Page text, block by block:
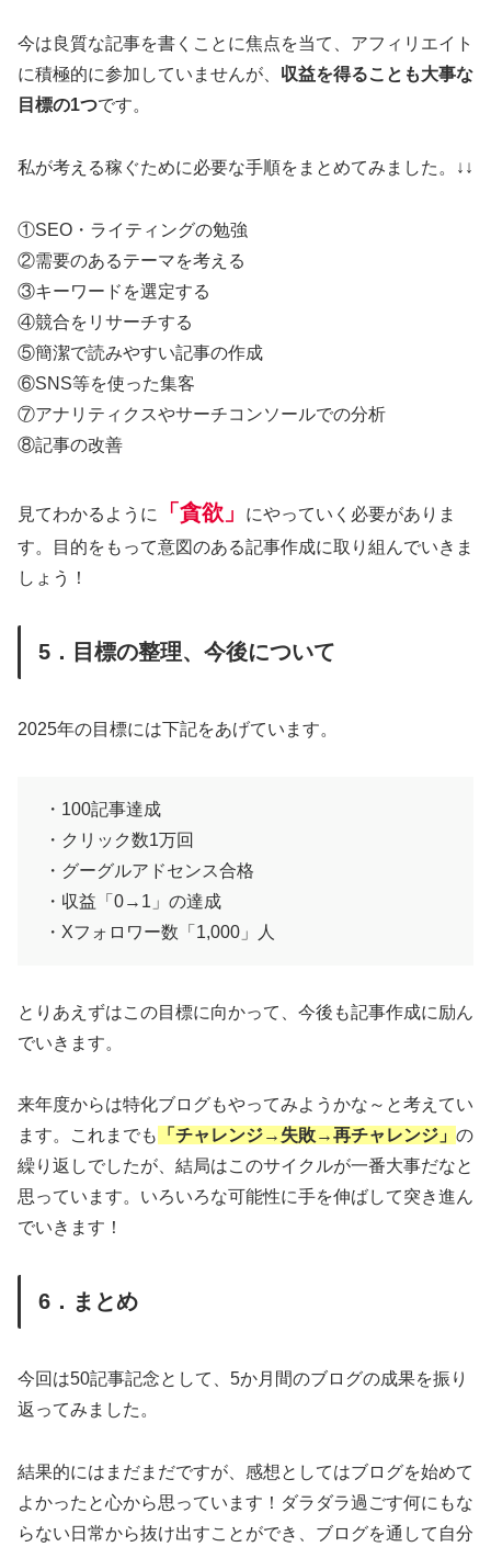
今は良質な記事を書くことに焦点を当て、アフィリエイト
に積極的に参加していませんが、 収益を得ることも大事な
目標の1つです。
私が考える稼ぐために必要な手順をまとめてみました。↓↓
①SEO・ライティングの勉強
②需要のあるテーマを考える
③キーワードを選定する
④競合をリサーチする
⑤簡潔で読みやすい記事の作成
⑥SNS等を使った集客
⑦アナリティクスやサーチコンソールでの分析
⑧記事の改善
見てわかるように 「貪欲」
にやっていく必要がありま
す。目的をもって意図のある記事作成に取り組んでいきま
しょう！
5．目標の整理、今後について
2025年の目標には下記をあげています。
・100記事達成
・クリック数1万回
・グーグルアドセンス合格
・収益「0→1」の達成
・Xフォロワー数「1,000」人
とりあえずはこの目標に向かって、今後も記事作成に励ん
でいきます。
来年度からは特化ブログもやってみようかな～と考えてい
ます。これまでも
「チャレンジ→失敗→再チャレンジ」 の
繰り返しでしたが、結局はこのサイクルが一番大事だなと
思っています。いろいろな可能性に手を伸ばして突き進ん
でいきます！
6．まとめ
今回は50記事記念として、5か月間のブログの成果を振り
返ってみました。
結果的にはまだまだですが、感想としてはブログを始めて
よかったと心から思っています！ダラダラ過ごす何にもな
らない日常から抜け出すことができ、ブログを通して自分